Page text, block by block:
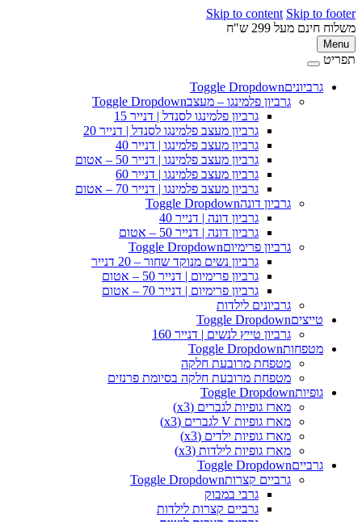
Skip to content Skip to footer
משלוח חינם מעל 299 ש"ח
Menu
תפריט
גרביוניםToggle Dropdown
גרביון פלמינגו – מעצבToggle Dropdown
גרביון פלמינגו לסנדל | דנייר 15
גרביון מעצב פלמינגו לסנדל | דנייר 20
גרביון מעצב פלמינגו | דנייר 40
גרביון מעצב פלמינגו | דנייר 50 – אטום
גרביון מעצב פלמינגו | דנייר 60
גרביון מעצב פלמינגו | דנייר 70 – אטום
גרביון דונהToggle Dropdown
גרביון דונה | דנייר 40
גרביון דונה | דנייר 50 – אטום
גרביון פרימיוםToggle Dropdown
גרביון נשים מנוקד שחור – 20 דנייר
גרביון פרימיום | דנייר 50 – אטום
גרביון פרימיום | דנייר 70 – אטום
גרביונים לילדות
טייציםToggle Dropdown
גרביון טייץ לנשים | דנייר 160
מטפחותToggle Dropdown
מטפחת מרובעת חלקה
מטפחת מרובעת חלקה בסיומת פרנזים
גופיותToggle Dropdown
מארז גופיות לגברים (x3)
מארז גופיות V לגברים (x3)
מארז גופיות ילדים (x3)
מארז גופיות לילדות (x3)
גרבייםToggle Dropdown
גרביים קצרותToggle Dropdown
גרבי במבוק
גרביים קצרות לילדות